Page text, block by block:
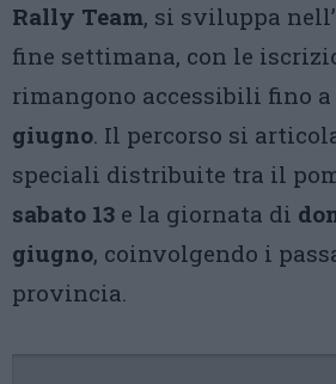
Rally Team, si sviluppa
fine settimana, con le
rimangono accessibili fino
giugno. Il percorso si
speciali distribuite tra il
sabato 13 e la giornata di
giugno, coinvolgendo i
provincia.